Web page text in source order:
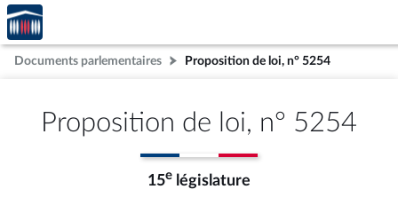
Aller au contenu
Aller en bas de la page
Accèder
à la
page
d'accueil
Documents parlementaires Proposition de loi, n° 5254
Proposition de loi, n° 5254
15e législature